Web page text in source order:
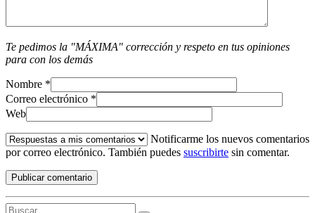
Te pedimos la "MÁXIMA" corrección y respeto en tus opiniones
para con los demás
Nombre *
Correo electrónico *
Web
Notificarme los nuevos comentarios
por correo electrónico. También puedes suscribirte sin comentar.